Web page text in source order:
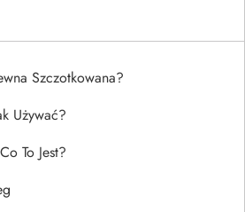
Szczotkowana?
Używać?
To Jest?